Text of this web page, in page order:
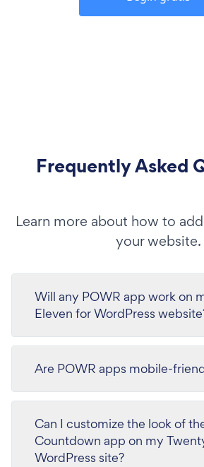
Frequently Asked
Learn more about how to
your website.
Will any POWR app work on
Eleven for WordPress
Are POWR apps mobile-
Can I customize the look of
Countdown app on my
WordPress site?